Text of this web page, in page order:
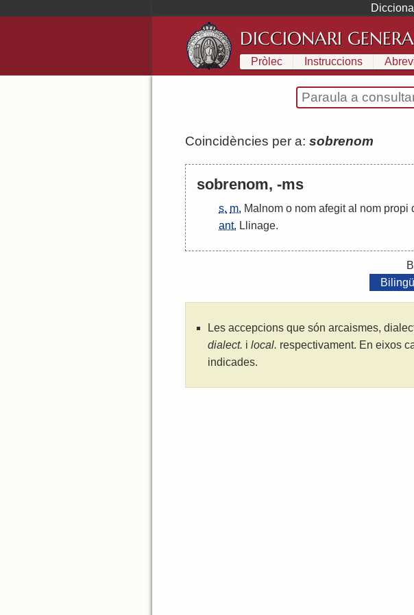
DICCIONARI
Pròlec Instruccions
Coincidències per a: sobrenom
sobrenom, -ms
s. m. Malnom o nom afegit al nom propi
ant. Llinage.
Les accepcions que són arcaismes,
dialect. i local. respectivament. En eixos
indicades.